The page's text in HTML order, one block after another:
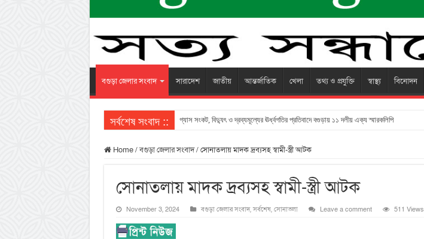
বগুড়া জেলার সংবাদ সারাদেশ জাতীয় আন্তর্জাতিক খেলা তথ্য ও প্রযুক্তি স্বাস্থ্য বিনোদন
সর্বশেষ সংবাদ :: গ্যাস সংকট, বিদ্যুৎ ও দ্রব্যমূল্যের ঊর্ধ্বগতির প্রতিবাদে বগুড়ায় ১১ দলীয় এক্য স্মারকলিপি
Home/বগুড়া জেলার সংবাদ/সোনাতলায় মাদক দ্রব্যসহ স্বামী-স্ত্রী আটক
সোনাতলায় মাদক দ্রব্যসহ স্বামী-স্ত্রী আটক
November 3, 2024 বগুড়া জেলার সংবাদ,সর্বশেষ, সোনাতলা Leave a comment 511 Views